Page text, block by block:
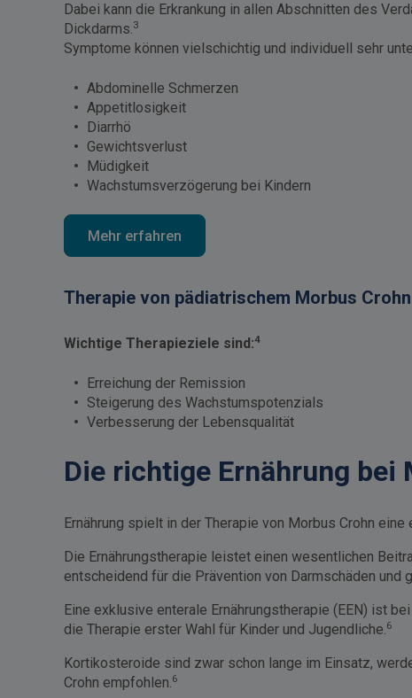
Dabei kann die Erkrankung in allen Abschnitten des
Dickdarms.3
Symptome können vielschichtig und individuell sehr
Abdominelle Schmerzen
Appetitlosigkeit
Diarrhö
Gewichtsverlust
Müdigkeit
Wachstumsverzögerung bei Kindern
Mehr erfahren
Therapie von pädiatrischem Morbus Crohn
Wichtige Therapieziele sind:4
Erreichung der Remission
Steigerung des Wachstumspotenzials
Verbesserung der Lebensqualität
Die richtige Ernährung bei
Ernährung spielt in der Therapie von Morbus Crohn eine
Die Ernährungstherapie leistet einen wesentlichen
entscheidend für die Prävention von Darmschäden und
Eine exklusive enterale Ernährungstherapie (EEN) ist
die Therapie erster Wahl für Kinder und Jugendliche.6
Kortikosteroide sind zwar schon lange im Einsatz,
Crohn empfohlen.6